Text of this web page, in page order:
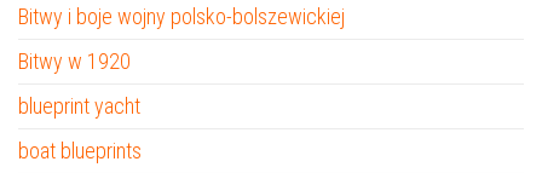
Bitwy i boje wojny polsko-bolszewickiej
Bitwy w 1920
blueprint yacht
boat blueprints